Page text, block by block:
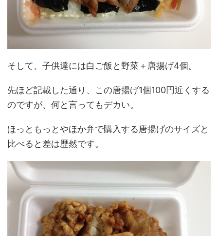
そして、子供達には白ご飯と野菜＋唐揚げ4個。
先ほど記載した通り、この唐揚げ1個100円近くする
のですが、何と言ってもデカい。
ほっともっとやほか弁で購入する唐揚げのサイズと
比べると差は歴然です。